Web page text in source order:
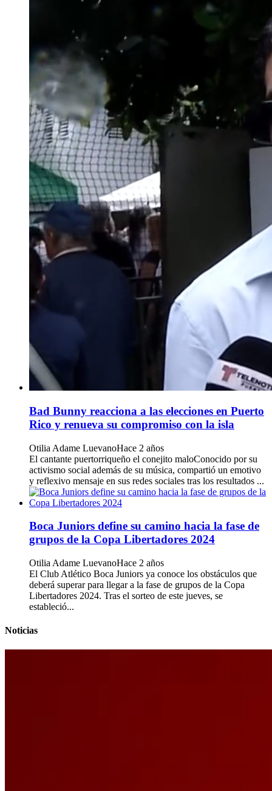
Bad Bunny reacciona a las elecciones en Puerto
Rico y renueva su compromiso con la isla
Otilia Adame LuevanoHace 2 años
El cantante puertorriqueño el conejito maloConocido por su
activismo social además de su música, compartió un emotivo
y reflexivo mensaje en sus redes sociales tras los resultados ...
Boca Juniors define su camino hacia la fase de
grupos de la Copa Libertadores 2024
Otilia Adame LuevanoHace 2 años
El Club Atlético Boca Juniors ya conoce los obstáculos que
deberá superar para llegar a la fase de grupos de la Copa
Libertadores 2024. Tras el sorteo de este jueves, se
estableció...
Noticias